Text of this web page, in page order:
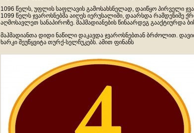
1096 წელს, უფლის საფლავის გამოსახსნელად, დაიწყო პირველი
1099 წელს ჯვაროსნებმა აიღეს იერუსალიმი, დაარსდა რამდენიმე
აღმოსავლეთ სანაპიროზე. მაჰმადიანების წინაარდეგ გააქტიურდა
მაჰმადიანთა დიდი ნაწილი დაკავდა ჯვაროსნებთან ბრძოლით.
ხარკი შეუწყვიტა თურქ-სელჩუკებს. ამით ფინანს